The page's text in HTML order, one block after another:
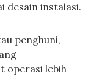
desain instalasi.
penghuni,
operasi lebih